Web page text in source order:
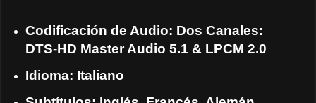
Codificación de Audio: Dos Canales:
DTS-HD Master Audio 5.1 & LPCM 2.0
Idioma: Italiano